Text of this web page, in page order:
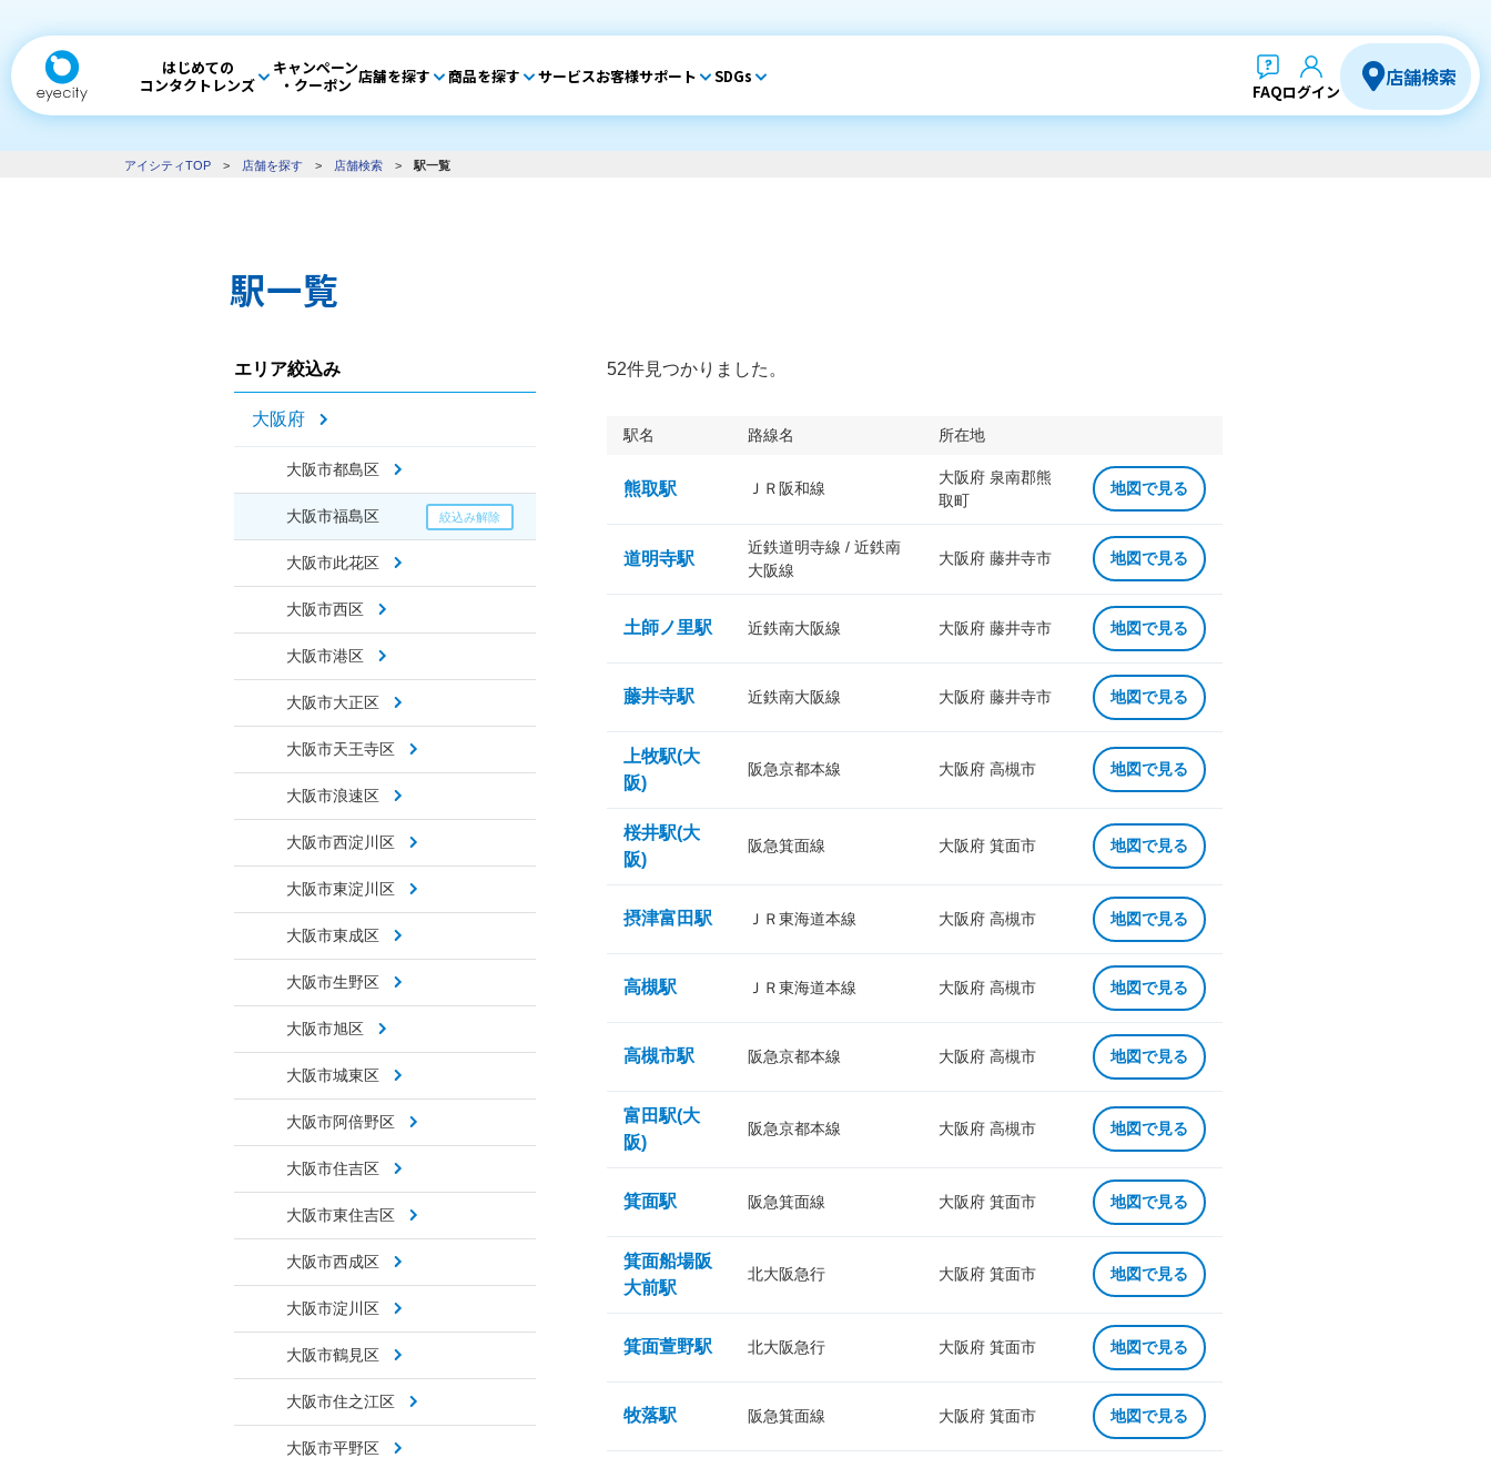
はじめての
コンタクトレンズ
キャンペーン
・クーポン 店舗を探す 商品を探す サービスお客様サポート SDGs
FAQログイン
店舗検索
アイシティTOP > 店舗を探す > 店舗検索 > 駅一覧
駅一覧
エリア絞込み
大阪府
大阪市都島区
大阪市福島区
大阪市此花区
大阪市西区
大阪市港区
大阪市大正区
大阪市天王寺区
大阪市浪速区
大阪市西淀川区
大阪市東淀川区
大阪市東成区
大阪市生野区
大阪市旭区
大阪市城東区
大阪市阿倍野区
大阪市住吉区
大阪市東住吉区
大阪市西成区
大阪市淀川区
大阪市鶴見区
大阪市住之江区
大阪市平野区
52件見つかりました。
駅名 路線名 所在地
熊取駅 ＪＲ阪和線
大阪府 泉南郡熊
取町
地図で見る
道明寺駅
近鉄道明寺線 / 近鉄南
大阪線
大阪府 藤井寺市 地図で見る
土師ノ里駅 近鉄南大阪線 大阪府 藤井寺市 地図で見る
藤井寺駅 近鉄南大阪線 大阪府 藤井寺市 地図で見る
上牧駅(大
阪)
阪急京都本線 大阪府 高槻市 地図で見る
桜井駅(大
阪)
阪急箕面線 大阪府 箕面市 地図で見る
摂津富田駅 ＪＲ東海道本線 大阪府 高槻市 地図で見る
高槻駅 ＪＲ東海道本線 大阪府 高槻市 地図で見る
高槻市駅 阪急京都本線 大阪府 高槻市 地図で見る
富田駅(大
阪)
阪急京都本線 大阪府 高槻市 地図で見る
箕面駅 阪急箕面線 大阪府 箕面市 地図で見る
箕面船場阪
大前駅
北大阪急行 大阪府 箕面市 地図で見る
箕面萱野駅 北大阪急行 大阪府 箕面市 地図で見る
牧落駅 阪急箕面線 大阪府 箕面市 地図で見る